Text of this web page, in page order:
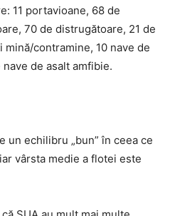
11 portavioane, 68 de
70 de distrugătoare, 21 de
contramine, 10 nave de
de asalt amfibie.
un echilibru „bun” în ceea ce
vârsta medie a flotei este